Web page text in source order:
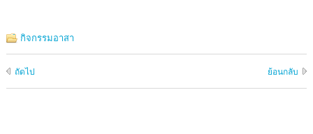
กิจกรรมอาสา
ถัดไป ย้อนกลับ